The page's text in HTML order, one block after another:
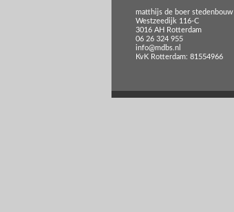
matthijs de boer stedenbouw
Westzeedijk 116-C
3016 AH Rotterdam
06 26 324 955
info@mdbs.nl
KvK Rotterdam: 81554966